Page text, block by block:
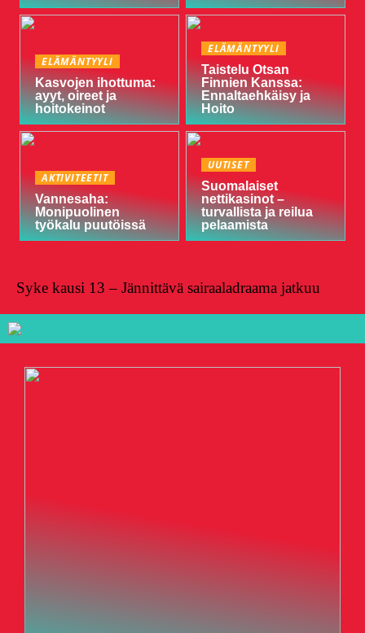
ELÄMÄNTYYLI
Kasvojen ihottuma:
ayyt, oireet ja
hoitokeinot
ELÄMÄNTYYLI
Taistelu Otsan
Finnien Kanssa:
Ennaltaehkäisy ja
Hoito
AKTIVITEETIT
Vannesaha:
Monipuolinen
työkalu puutöissä
UUTISET
Suomalaiset
nettikasinot –
turvallista ja reilua
pelaamista
Syke kausi 13 – Jännittävä sairaaladraama jatkuu